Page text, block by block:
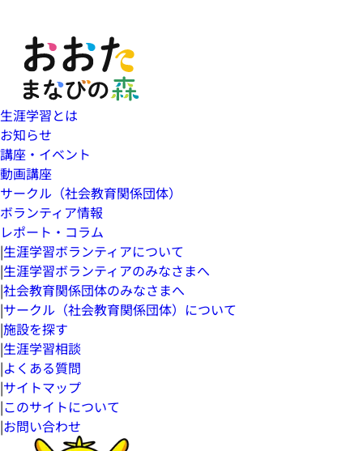
生涯学習とは
お知らせ
講座・イベント
動画講座
サークル（社会教育関係団体）
ボランティア情報
レポート・コラム
|生涯学習ボランティアについて
|生涯学習ボランティアのみなさまへ
|社会教育関係団体のみなさまへ
|サークル（社会教育関係団体）について
|施設を探す
|生涯学習相談
|よくある質問
|サイトマップ
|このサイトについて
|お問い合わせ